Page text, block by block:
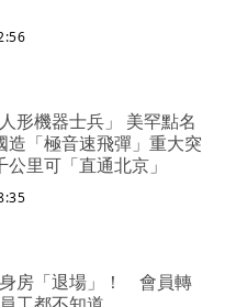
形機器士兵」 美罕點名
造「極音速飛彈」重大突
里可「直通北京」
房「退場」！ 會員轉